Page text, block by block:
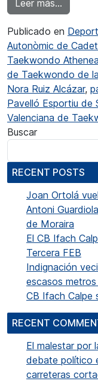
Leer más…
Publicado en
Autonòmic de
Taekwondo Athenea
de Taekwondo de
Nora Ruiz Alcázar,
Pavelló Esportiu de
Valenciana de
Buscar
RECENT POSTS
Joan Ortolá
Antoni
de Moraira
El CB Ifach
Tercera FEB
Indignación
escasos
CB Ifach Calpe
RECENT
El malestar por
debate político
carreteras